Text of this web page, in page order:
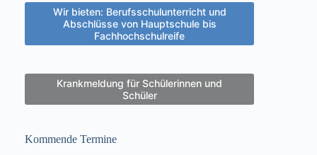
Wir bieten: Berufsschulunterricht und
Abschlüsse von Hauptschule bis
Fachhochschulreife
Krankmeldung für Schülerinnen und
Schüler
Kommende Termine